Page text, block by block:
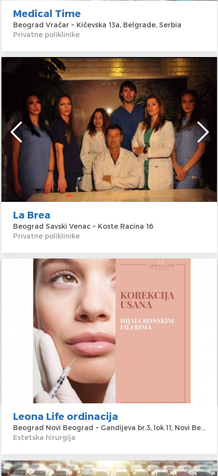
Medical Time
Beograd Vračar ~ Kičevska 13a, Belgrade, Serbia
Privatne poliklinike
La Brea
Beograd Savski Venac ~ Koste Racina 16
Privatne poliklinike
Leona Life ordinacija
Beograd Novi Beograd ~ Gandijeva br.3, lok.11, Novi Beograd
Estetska hirurgija